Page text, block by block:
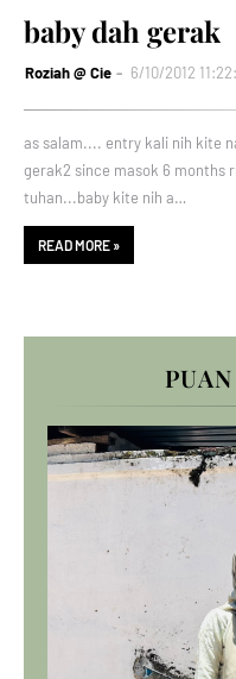
baby dah gerak
Roziah @ Cie 6/10/2012
as salam.... entry kali nih kite
gerak2 since masok 6 months
tuhan...baby kite nih a…
READ MORE »